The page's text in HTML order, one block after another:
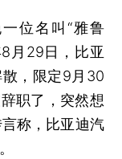
位名叫“雅鲁
8月29日，比亚
，限定9月30
职了，突然想
称，比亚迪汽